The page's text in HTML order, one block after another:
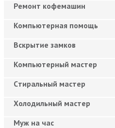
Ремонт кофемашин
Компьютерная помощь
Вскрытие замков
Компьютерный мастер
Cтиральный мастер
Холодильный мастер
Муж на час